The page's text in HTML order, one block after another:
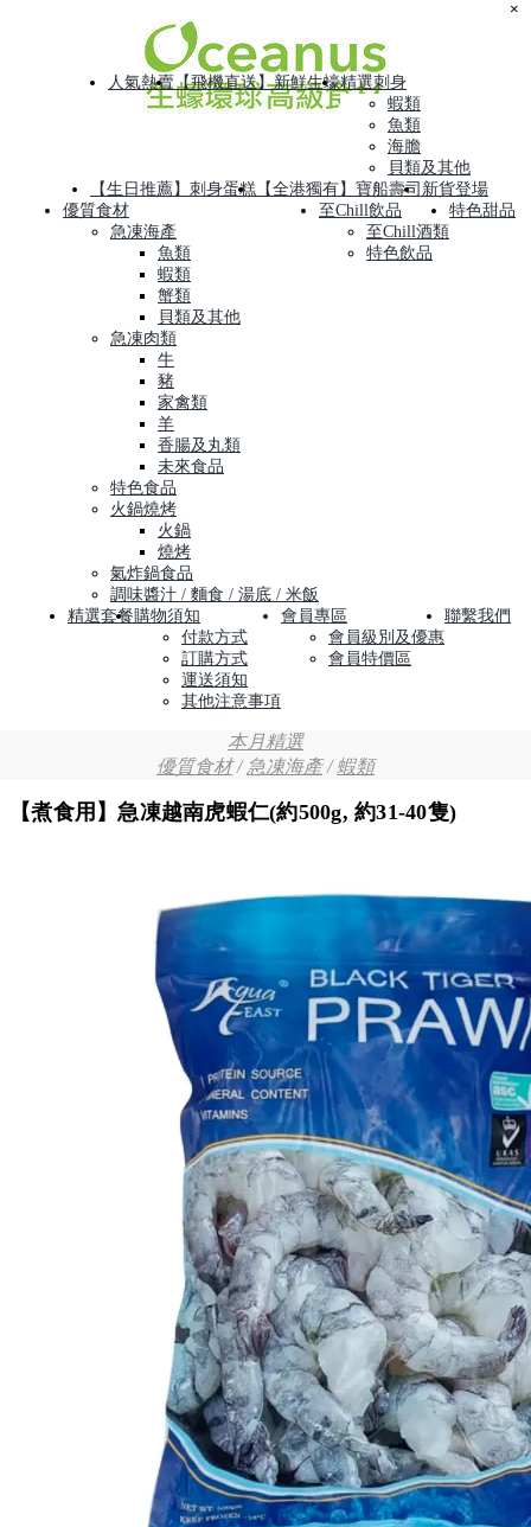
人氣熱賣【飛機直送】新鮮生蠔精選刺身
蝦類
魚類
海膽
貝類及其他
【生日推薦】刺身蛋糕 【全港獨有】寶船壽司 新貨登場
優質食材
急凍海產
魚類
蝦類
蟹類
貝類及其他
急凍肉類
牛
豬
家禽類
羊
香腸及丸類
未來食品
特色食品
火鍋燒烤
火鍋
燒烤
氣炸鍋食品
調味醬汁 / 麵食 / 湯底 / 米飯
至Chill飲品
至Chill酒類
特色飲品
特色甜品
精選套餐購物須知
付款方式
訂購方式
運送須知
其他注意事項
會員專區
會員級別及優惠
會員特價區
聯繫我們
本月精選
優質食材/急凍海產/蝦類
【煮食用】急凍越南虎蝦仁(約500g, 約31-40隻)
×